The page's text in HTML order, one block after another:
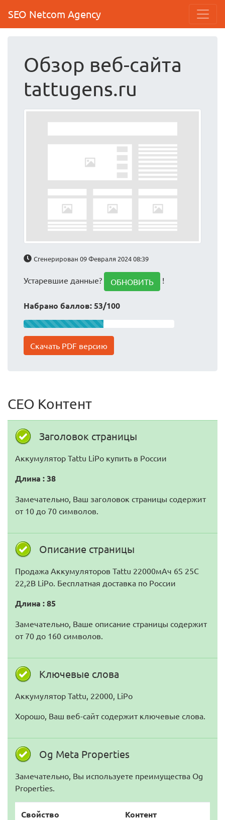
SEO Netcom Agency
Обзор веб-сайта
tattugens.ru
Сгенерирован 09 Февраля 2024 08:39
Устаревшие данные? ОБНОВИТЬ !
Набрано баллов: 53/100
Скачать PDF версию
СЕО Контент
Заголовок страницы
Аккумулятор Tattu LiPo купить в России
Длина : 38
Замечательно, Ваш заголовок страницы содержит
от 10 до 70 символов.
Описание страницы
Продажа Аккумуляторов Tattu 22000мАч 6S 25C
22,2В LiPo. Бесплатная доставка по России
Длина : 85
Замечательно, Ваше описание страницы содержит
от 70 до 160 символов.
Ключевые слова
Аккумулятор Tattu, 22000, LiPo
Хорошо, Ваш веб-сайт содержит ключевые слова.
Og Meta Properties
Замечательно, Вы используете преимущества Og
Properties.
Свойство Контент